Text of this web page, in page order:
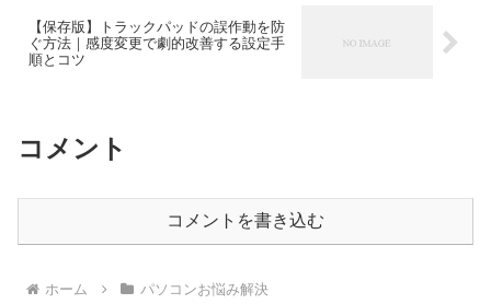
【保存版】トラックパッドの誤作動を防
ぐ方法｜感度変更で劇的改善する設定手
順とコツ
コメント
コメントを書き込む
ホーム パソコンお悩み解決